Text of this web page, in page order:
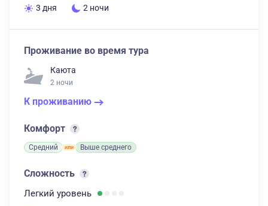
3 дня 2 ночи
Проживание во время тура
Каюта
2 ночи
К проживанию
Комфорт
Средний Выше среднего
Сложность
Легкий уровень